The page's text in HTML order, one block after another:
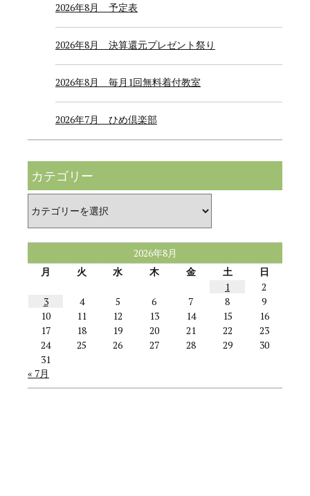
2026年8月 予定表
2026年8月 決算還元プレゼント祭り
2026年8月 毎月1回無料着付教室
2026年7月 ひめ倶楽部
カテゴリー
テ
ゴ
リ
2026年8月
月
火 水 木 金 土
日
1
2
3
4 5 6 7 8
9
10
11 12 13 14 15
16
17
18 19 20 21 22
23
24
25 26 27 28 29
30
31
« 7月